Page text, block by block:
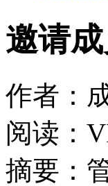
邀请
作者：
阅读：
摘要：